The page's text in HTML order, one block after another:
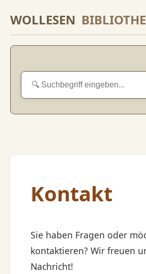
WOLLESEN
Kontakt
Sie haben Fragen oder
kontaktieren? Wir freuen
Nachricht!